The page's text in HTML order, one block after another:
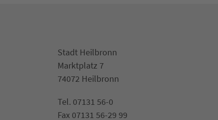
Stadt Heilbronn
Marktplatz 7
74072 Heilbronn
Tel. 07131 56-0
Fax 07131 56-29 99